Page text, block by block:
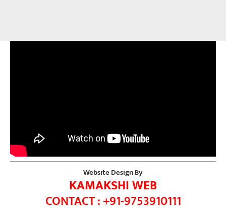
Website Design By
KAMAKSHI WEB
CONTACT : +91-9753910111